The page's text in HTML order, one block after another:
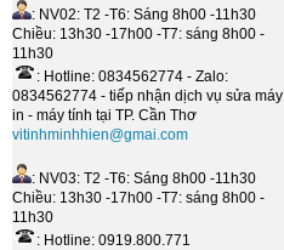
: NV02: T2 -T6: Sáng 8h00 -11h30
Chiều: 13h30 -17h00 -T7: sáng 8h00 -
11h30
: Hotline: 0834562774 - Zalo:
0834562774 - tiếp nhận dịch vụ sửa máy
in - máy tính tại TP. Cần Thơ
vitinhminhhien@gmai.com
: NV03: T2 -T6: Sáng 8h00 -11h30
Chiều: 13h30 -17h00 -T7: sáng 8h00 -
11h30
: Hotline: 0919.800.771